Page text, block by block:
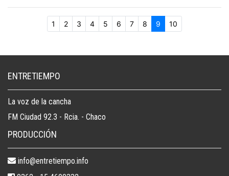
1 2 3 4 5 6 7 8 9 10
ENTRETIEMPO
La voz de la cancha
FM Ciudad 92.3 - Rcia. - Chaco
PRODUCCIÓN
info@entretiempo.info